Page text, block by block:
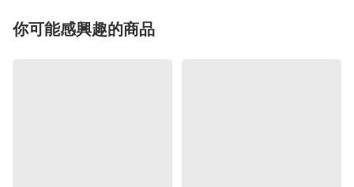
你可能感興趣的商品